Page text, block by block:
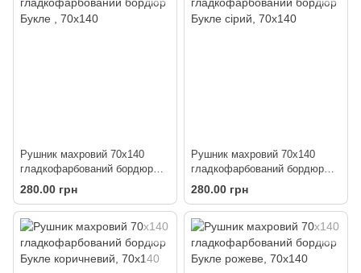
Рушник махровий 70х140
гладкофарбований бордюр
Букле
280.00 грн
Рушник махровий 70х140
гладкофарбований бордюр
Букле сірий
280.00 грн